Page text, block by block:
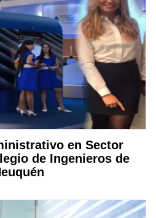
en Sector
de Ingenieros de